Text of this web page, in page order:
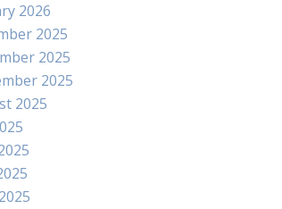
2026
2025
2025
2025
2025